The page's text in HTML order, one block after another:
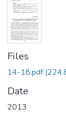
Files
14-18.pdf
Date
2013